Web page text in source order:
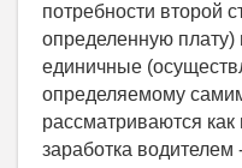
потребности второй
определенную плату)
единичные
определяемому
рассматриваются
заработка